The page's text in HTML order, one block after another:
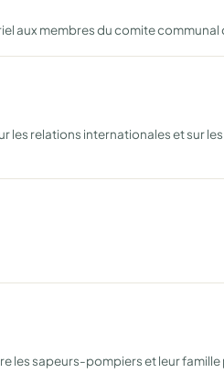
aux membres du comite communal
les relations internationales et sur
les sapeurs-pompiers et leur